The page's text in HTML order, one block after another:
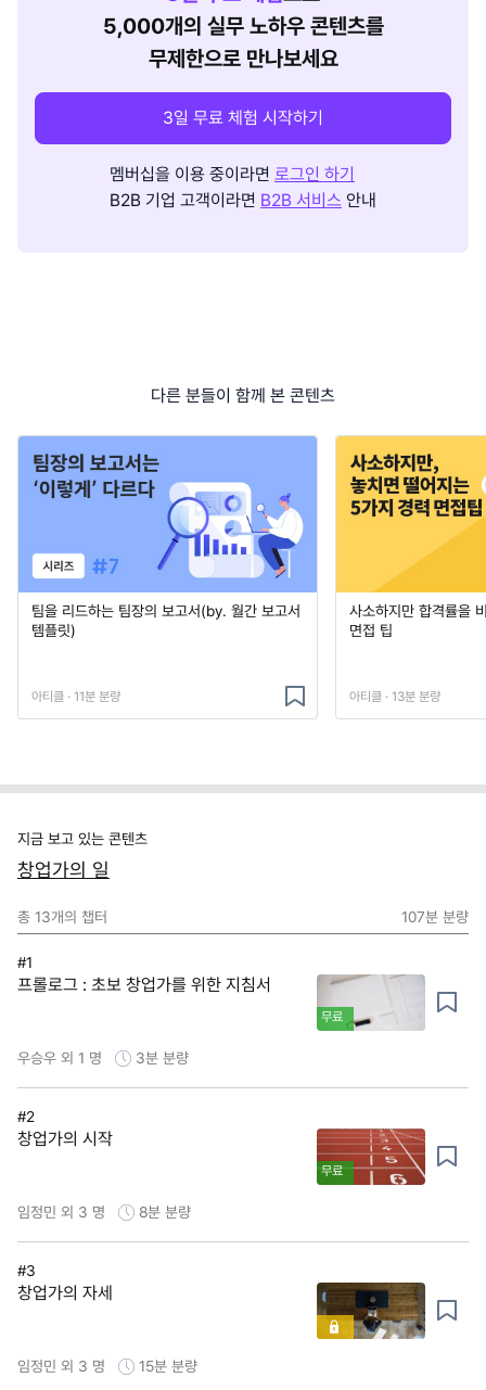
5,000개의 실무 노하우 콘텐츠를
무제한으로 만나보세요
3일 무료 체험 시작하기
멤버십을 이용 중이라면 로그인 하기
B2B 기업 고객이라면 B2B 서비스 안내
다른 분들이 함께 본 콘텐츠
팀을 리드하는 팀장의 보고서(by. 월간 보고서
템플릿)
아티클 · 11분 분량
사소하지만 합격률을
면접 팁
아티클 · 13분 분량
지금 보고 있는 콘텐츠
창업가의 일
총 13개의 챕터 107분 분량
#1
프롤로그 : 초보 창업가를 위한 지침서
무료
우승우 외 1 명 3분 분량
#2
창업가의 시작
무료
임정민 외 3 명 8분 분량
#3
창업가의 자세
임정민 외 3 명 15분 분량